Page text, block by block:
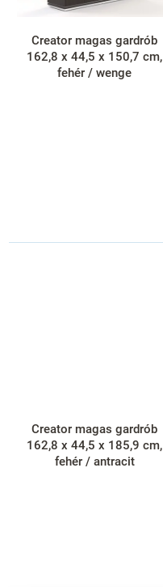
Creator magas gardrób
162,8 x 44,5 x 150,7 cm,
fehér / wenge
Creator magas gardrób
162,8 x 44,5 x 185,9 cm,
fehér / antracit